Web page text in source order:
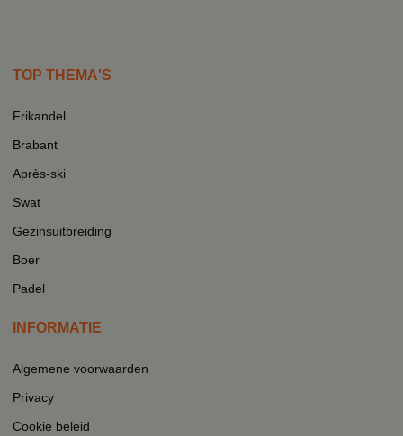
TOP THEMA'S
Frikandel
Brabant
Après-ski
Swat
Gezinsuitbreiding
Boer
Padel
INFORMATIE
Algemene voorwaarden
Privacy
Cookie beleid